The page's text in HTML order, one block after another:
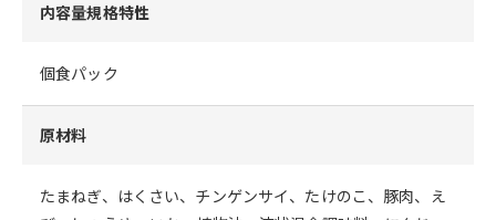
内容量規格特性
個食パック
原材料
たまねぎ、はくさい、チンゲンサイ、たけのこ、豚肉、え